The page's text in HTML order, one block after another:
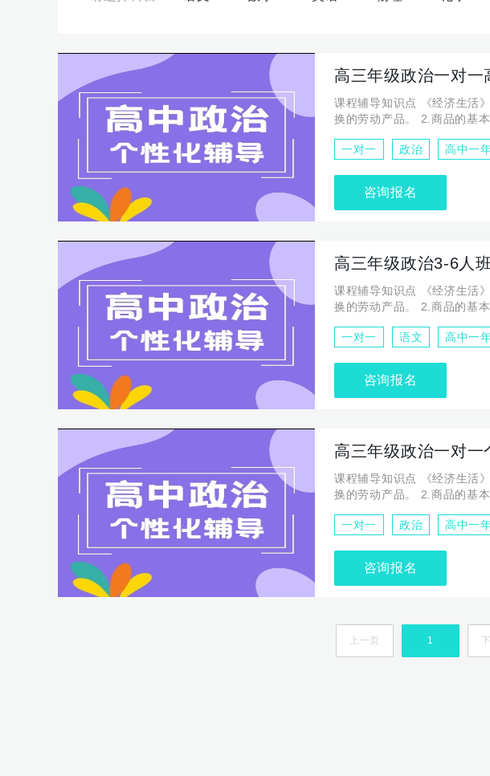
高三年级政治一对一
课程辅导知识点 《经济生活
换的劳动产品。 2.商品的基
一对一
政治 高中一
咨询报名
高三年级政治3-6人
课程辅导知识点 《经济生活
换的劳动产品。 2.商品的基
一对一
语文 高中一
咨询报名
高三年级政治一对
课程辅导知识点 《经济生活
换的劳动产品。 2.商品的基
一对一
政治 高中一
咨询报名
上一页 1